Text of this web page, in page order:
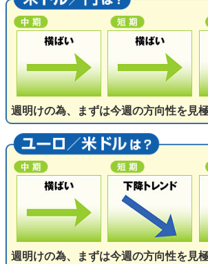
週明けの為、まずは今週の方向性を見
週明けの為、まずは今週の方向性を見